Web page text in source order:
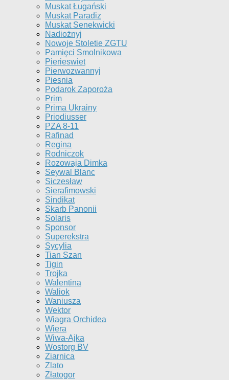
Muskat Ługański
Muskat Paradiz
Muskat Senekwicki
Nadiożnyj
Nowoje Stoletie ZGTU
Pamięci Smolnikowa
Pierieswiet
Pierwozwannyj
Piesnia
Podarok Zaporoża
Prim
Prima Ukrainy
Priodiusser
PZA 8-11
Rafinad
Regina
Rodniczok
Rozowaja Dimka
Seywal Blanc
Siczesław
Sierafimowski
Sindikat
Skarb Panonii
Solaris
Sponsor
Superekstra
Sycylia
Tian Szan
Tigin
Trojka
Walentina
Waliok
Waniusza
Wektor
Wiagra Orchidea
Wiera
Wiwa-Ajka
Wostorg BV
Ziarnica
Zlato
Złatogor